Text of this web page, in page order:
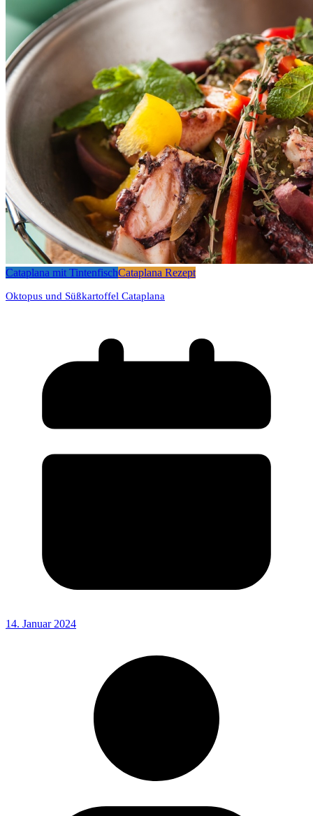
Cataplana mit TintenfischCataplana Rezept
Oktopus und Süßkartoffel Cataplana
14. Januar 2024